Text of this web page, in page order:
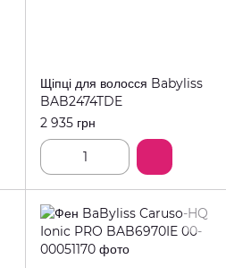
Щіпці для волосся Babyliss
BAB2474TDE
2 935 грн